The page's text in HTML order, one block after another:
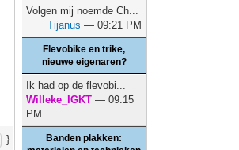
}
Volgen mij noemde Ch...
Tijanus — 09:21 PM
Flevobike en trike,
nieuwe eigenaren?
Ik had op de flevobi...
Willeke_IGKT — 09:15
PM
Banden plakken: